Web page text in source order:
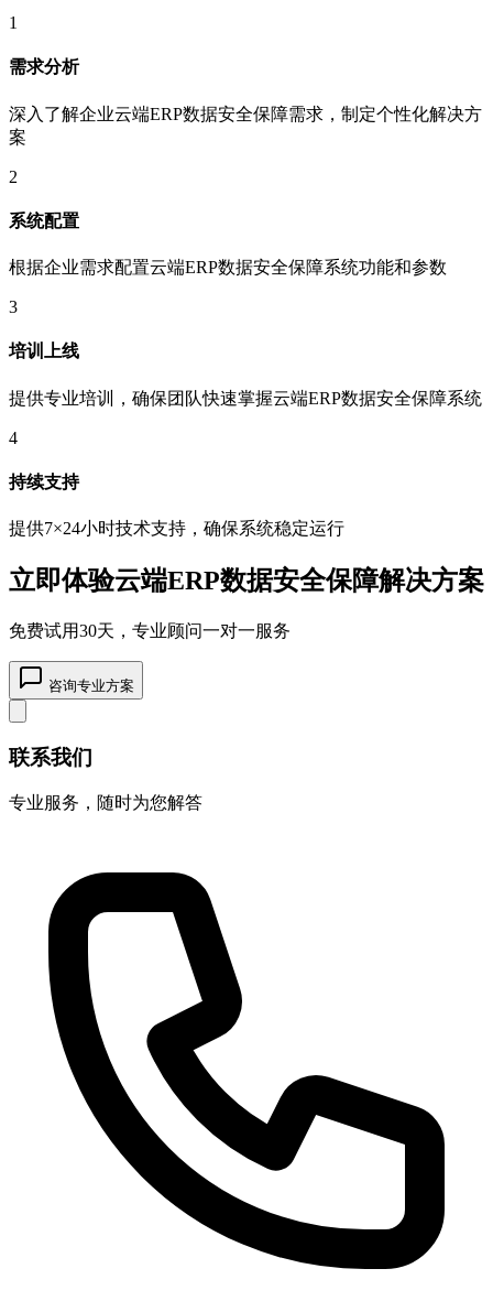
1
需求分析
深入了解企业云端ERP数据安全保障需求，制定个性化解决方
案
2
系统配置
根据企业需求配置云端ERP数据安全保障系统功能和参数
3
培训上线
提供专业培训，确保团队快速掌握云端ERP数据安全保障系统
4
持续支持
提供7×24小时技术支持，确保系统稳定运行
立即体验云端ERP数据安全保障解决方案
免费试用30天，专业顾问一对一服务
咨询专业方案
联系我们
专业服务，随时为您解答